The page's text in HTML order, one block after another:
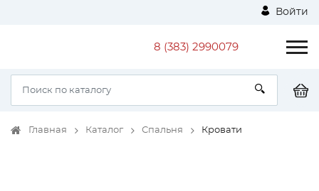
Войти
8 (383) 2990079
Главная Каталог Спальня Кровати